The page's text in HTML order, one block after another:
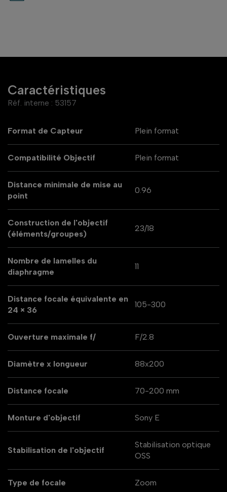
Caractéristiques
Réf. interne : 53157
Format de Capteur Plein format
Compatibilité Objectif Plein format
Distance minimale de mise au
point
0.96
Construction de l'objectif
(éléments/groupes)
23/18
Nombre de lamelles du
diaphragme
11
Distance focale équivalente en
24 × 36
105-300
Ouverture maximale f/ F/2.8
Diamètre x longueur 88x200
Distance focale 70-200 mm
Monture d'objectif Sony E
Stabilisation de l'objectif
Stabilisation optique
OSS
Type de focale Zoom